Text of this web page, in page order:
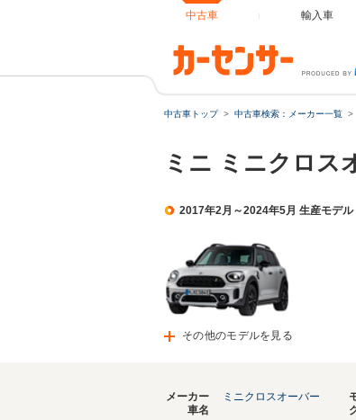
中古車 輸入車
中古車トップ 中古車検索：メーカー一覧
ミニ ミニクロス
2017年2月～2024年5月 生産モデル
その他のモデルを見る
メーカー
車名
ミニクロスオーバー